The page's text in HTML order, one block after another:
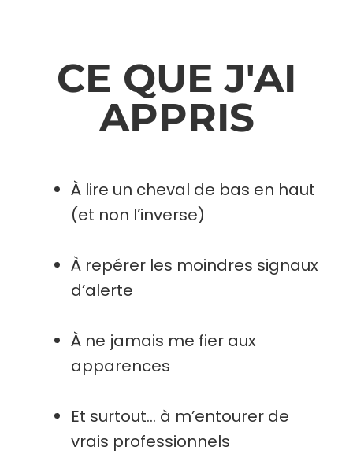
CE QUE J'AI
APPRIS
À lire un cheval de bas en haut
(et non l’inverse)
À repérer les moindres signaux
d’alerte
À ne jamais me fier aux
apparences
Et surtout… à m’entourer de
vrais professionnels